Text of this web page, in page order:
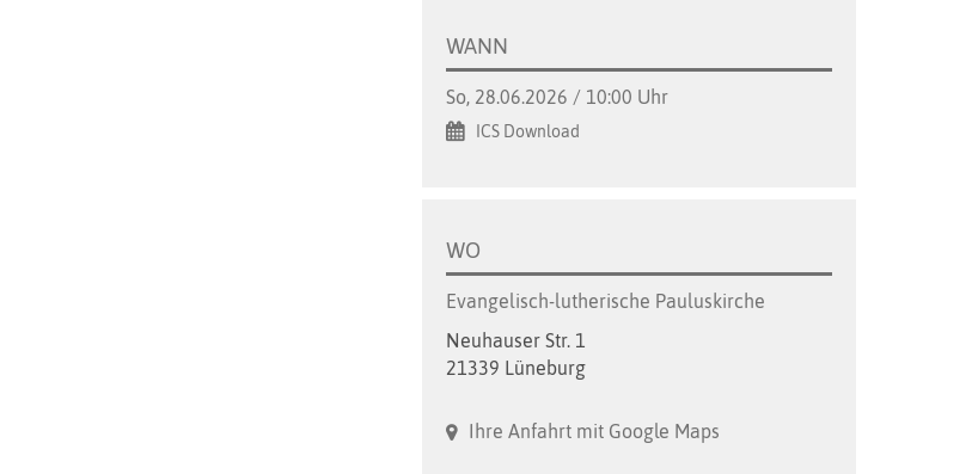
WANN
So, 28.06.2026 / 10:00 Uhr
ICS Download
WO
Evangelisch-lutherische Pauluskirche
Neuhauser Str. 1
21339 Lüneburg
Ihre Anfahrt mit Google Maps